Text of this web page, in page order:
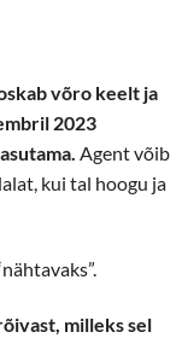
võro keelt ja
2023
Agent võib
kui tal hoogu ja
milleks sel